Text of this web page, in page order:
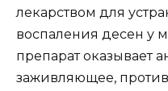
лекарством для
воспаления десен у
препарат оказывает
заживляющее,